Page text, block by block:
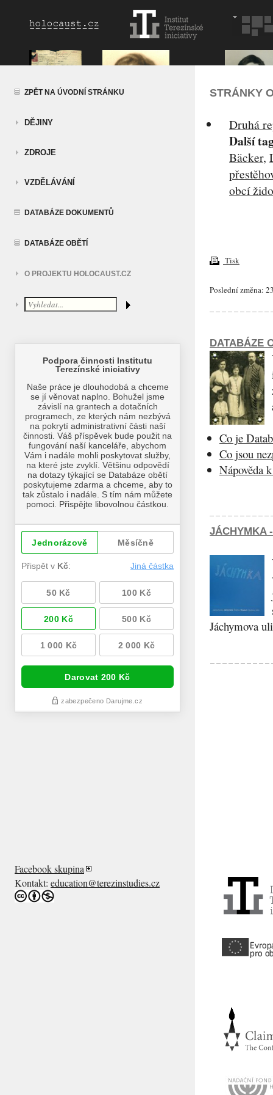
ZPĚT NA ÚVODNÍ STRÁNKU
DĚJINY
ZDROJE
VZDĚLÁVÁNÍ
DATABÁZE DOKUMENTŮ
DATABÁZE OBĚTÍ
O PROJEKTU HOLOCAUST.CZ
STRÁNKY
Druhá
Další
Bäcker,
obcí
Tisk
Poslední změna:
DATABÁZE
Co je
Co jsou
Nápověda
JÁCHYMKA
Jáchymova
Facebook skupina
Kontakt: education@terezinstudies.cz